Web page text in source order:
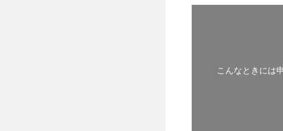
こんなときには